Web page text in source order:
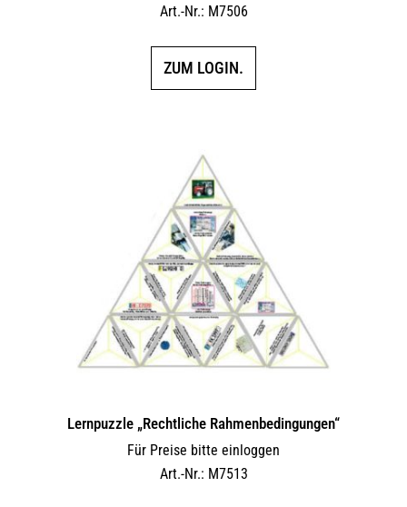
Art.-Nr.: M7506
ZUM LOGIN.
Lernpuzzle „Rechtliche Rahmenbedingungen“
Für Preise bitte einloggen
Art.-Nr.: M7513